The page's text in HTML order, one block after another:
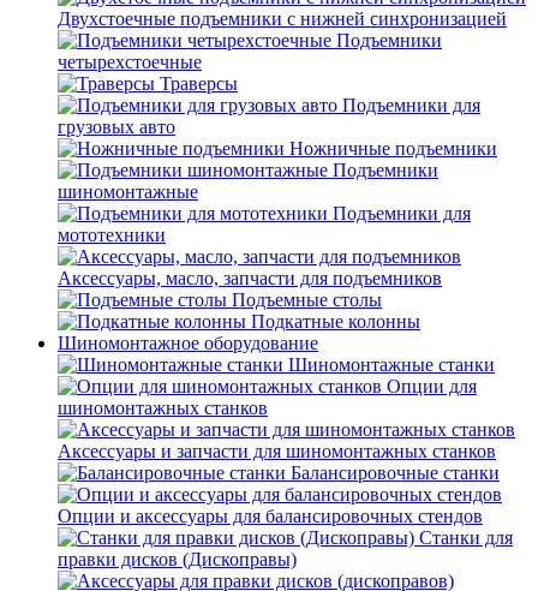
Двухстоечные подъемники с нижней синхронизацией
Подъемники
четырехстоечные
Траверсы
Подъемники для
грузовых авто
Ножничные подъемники
Подъемники
шиномонтажные
Подъемники для
мототехники
Аксессуары, масло, запчасти для подъемников
Подъемные столы
Подкатные колонны
Шиномонтажное оборудование
Шиномонтажные станки
Опции для
шиномонтажных станков
Аксессуары и запчасти для шиномонтажных станков
Балансировочные станки
Опции и аксессуары для балансировочных стендов
Станки для
правки дисков (Дископравы)